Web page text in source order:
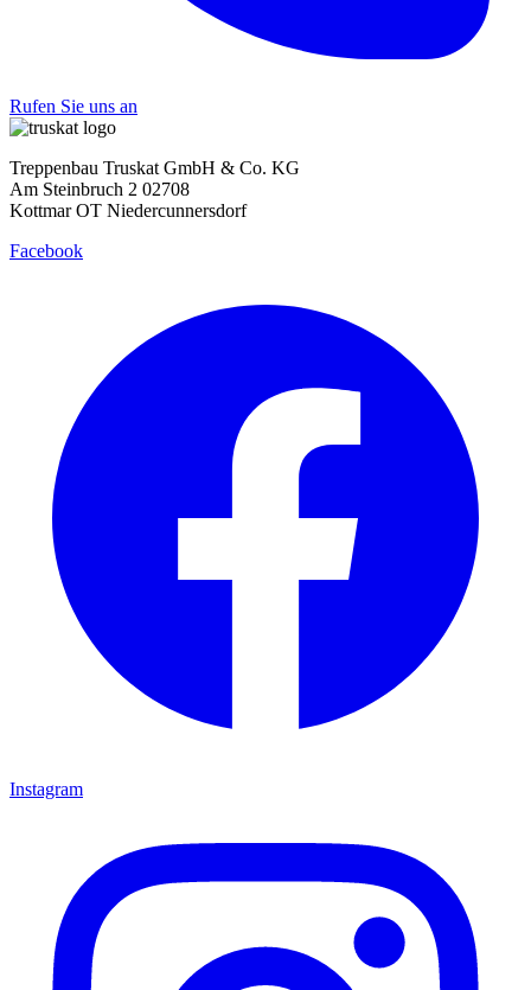
Rufen Sie uns an
Treppenbau Truskat GmbH & Co. KG
Am Steinbruch 2 02708
Kottmar OT Niedercunnersdorf
Facebook
Instagram